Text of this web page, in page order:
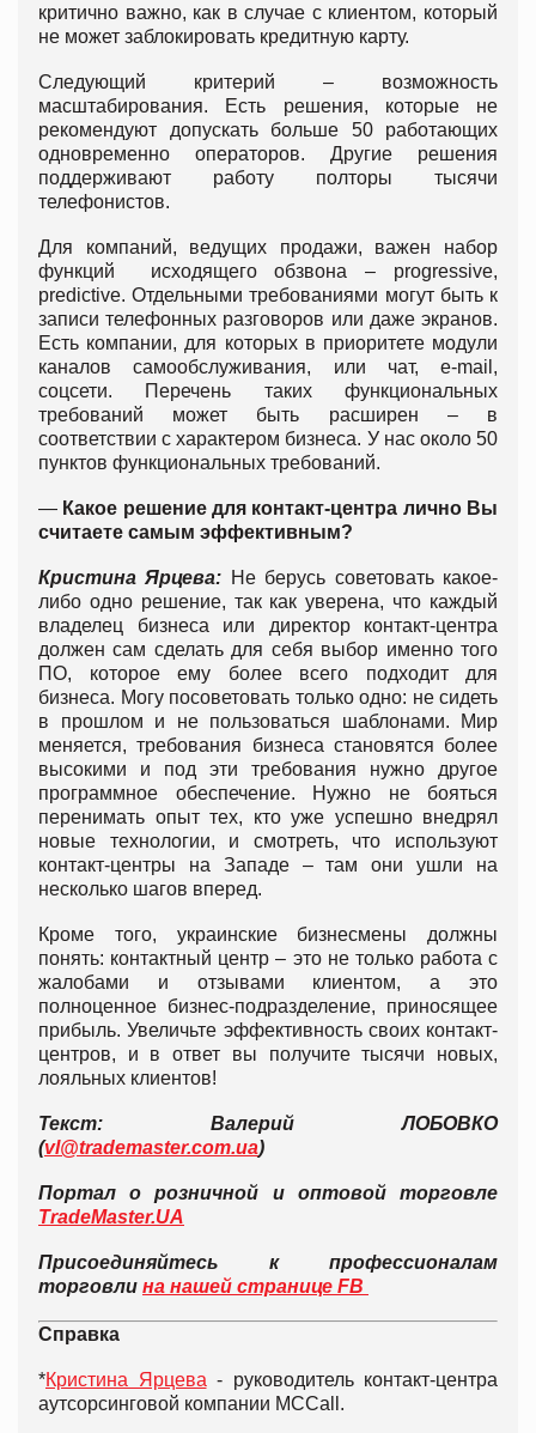
критично важно, как в случае с клиентом, который
не может заблокировать кредитную карту.
Следующий критерий – возможность
масштабирования. Есть решения, которые не
рекомендуют допускать больше 50 работающих
одновременно операторов. Другие решения
поддерживают работу полторы тысячи
телефонистов.
Для компаний, ведущих продажи, важен набор
функций исходящего обзвона – progressive,
predictive. Отдельными требованиями могут быть к
записи телефонных разговоров или даже экранов.
Есть компании, для которых в приоритете модули
каналов самообслуживания, или чат, e-mail,
соцсети. Перечень таких функциональных
требований может быть расширен – в
соответствии с характером бизнеса. У нас около 50
пунктов функциональных требований.
— Какое решение для контакт-центра лично Вы
считаете самым эффективным?
Кристина Ярцева: Не берусь советовать какое-
либо одно решение, так как уверена, что каждый
владелец бизнеса или директор контакт-центра
должен сам сделать для себя выбор именно того
ПО, которое ему более всего подходит для
бизнеса. Могу посоветовать только одно: не сидеть
в прошлом и не пользоваться шаблонами. Мир
меняется, требования бизнеса становятся более
высокими и под эти требования нужно другое
программное обеспечение. Нужно не бояться
перенимать опыт тех, кто уже успешно внедрял
новые технологии, и смотреть, что используют
контакт-центры на Западе – там они ушли на
несколько шагов вперед.
Кроме того, украинские бизнесмены должны
понять: контактный центр – это не только работа с
жалобами и отзывами клиентом, а это
полноценное бизнес-подразделение, приносящее
прибыль. Увеличьте эффективность своих контакт-
центров, и в ответ вы получите тысячи новых,
лояльных клиентов!
Текст: Валерий ЛОБОВКО
(vl@trademaster.com.ua)
Портал о розничной и оптовой торговле
TradeMaster.UA
Присоединяйтесь к профессионалам
торговли на нашей странице FB
Справка
*Кристина Ярцева - руководитель контакт-центра
аутсорсинговой компании MCCall.